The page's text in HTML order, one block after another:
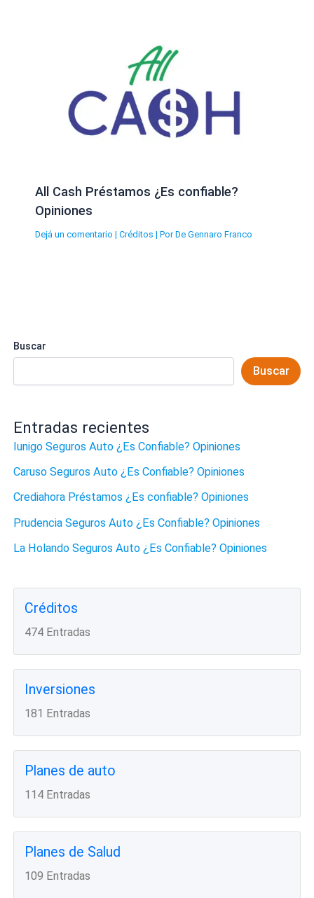
All Cash Préstamos ¿Es confiable?
Opiniones
Dejá un comentario | Créditos | Por De Gennaro Franco
Buscar
Buscar
Entradas recientes
Iunigo Seguros Auto ¿Es Confiable? Opiniones
Caruso Seguros Auto ¿Es Confiable? Opiniones
Crediahora Préstamos ¿Es confiable? Opiniones
Prudencia Seguros Auto ¿Es Confiable? Opiniones
La Holando Seguros Auto ¿Es Confiable? Opiniones
Créditos
474 Entradas
Inversiones
181 Entradas
Planes de auto
114 Entradas
Planes de Salud
109 Entradas